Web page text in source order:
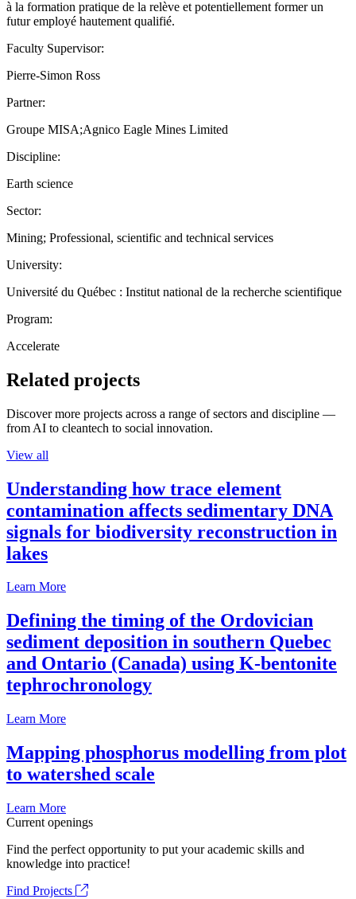
à la formation pratique de la relève et potentiellement former un
futur employé hautement qualifié.
Faculty Supervisor:
Pierre-Simon Ross
Partner:
Groupe MISA;Agnico Eagle Mines Limited
Discipline:
Earth science
Sector:
Mining; Professional, scientific and technical services
University:
Université du Québec : Institut national de la recherche scientifique
Program:
Accelerate
Related projects
Discover more projects across a range of sectors and discipline —
from AI to cleantech to social innovation.
View all
Understanding how trace element
contamination affects sedimentary DNA
signals for biodiversity reconstruction in
lakes
Learn More
Defining the timing of the Ordovician
sediment deposition in southern Quebec
and Ontario (Canada) using K-bentonite
tephrochronology
Learn More
Mapping phosphorus modelling from plot
to watershed scale
Learn More
Current openings
Find the perfect opportunity to put your academic skills and
knowledge into practice!
Find Projects